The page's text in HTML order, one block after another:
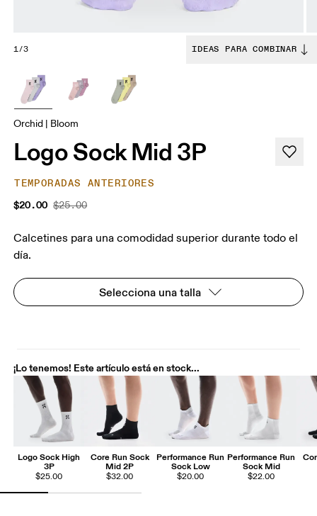
1/3 IDEAS PARA COMBINAR
Orchid | Bloom
Logo Sock Mid 3P
TEMPORADAS ANTERIORES
$20.00 $25.00
Calcetines para una comodidad superior durante todo el
día.
Selecciona una talla
¡Lo tenemos! Este artículo está en stock...
Logo Sock High
3P
$25.00
Core Run Sock
Mid 2P
$32.00
Performance Run
Sock Low
$20.00
Performance Run
Sock Mid
$22.00